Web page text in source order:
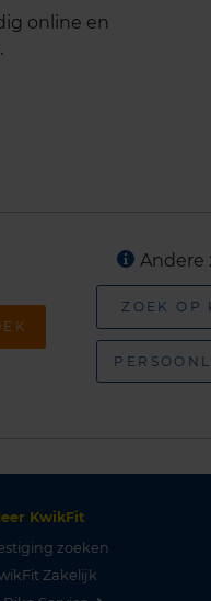
online en
Andere
ZOEK OP
KwikFit
zoeken
Zakelijk